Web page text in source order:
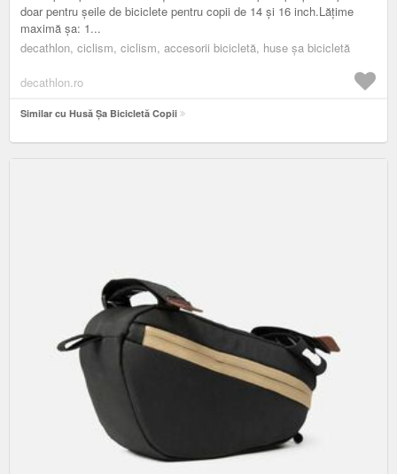
doar pentru șeile de biciclete pentru copii de 14 și 16 inch.Lățime
maximă șa: 1...
decathlon, ciclism, ciclism, accesorii bicicletă, huse șa bicicletă
decathlon.ro
Similar cu Husă Şa Bicicletă Copii